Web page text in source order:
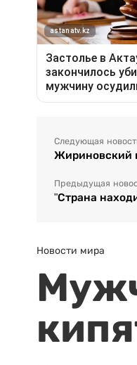
Следующая
Жириновский
Предыдущая
"Страна
Новости мира